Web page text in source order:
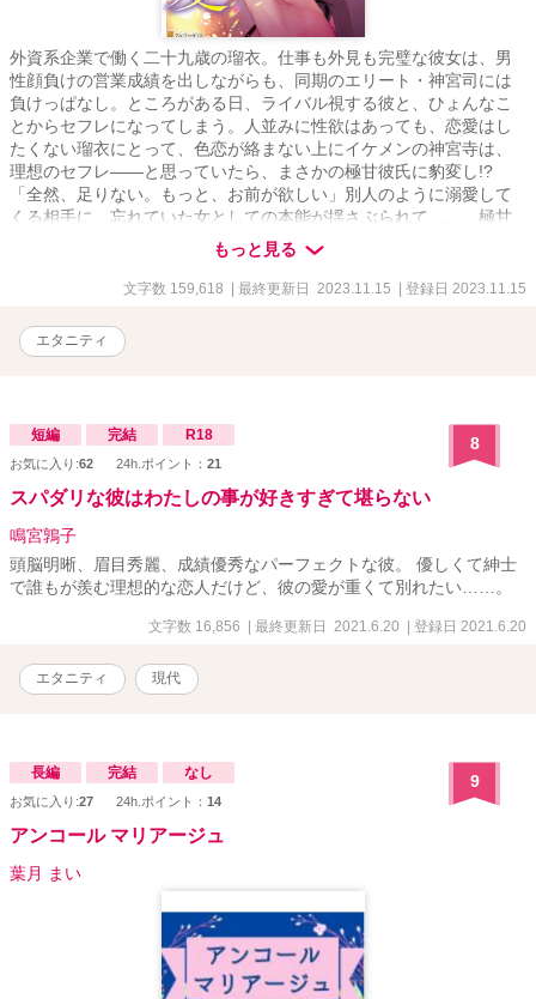
外資系企業で働く二十九歳の瑠衣。仕事も外見も完璧な彼女は、男
性顔負けの営業成績を出しながらも、同期のエリート・神宮司には
負けっぱなし。ところがある日、ライバル視する彼と、ひょんなこ
とからセフレになってしまう。人並みに性欲はあっても、恋愛はし
たくない瑠衣にとって、色恋が絡まない上にイケメンの神宮寺は、
理想のセフレ――と思っていたら、まさかの極甘彼氏に豹変し!?
「全然、足りない。もっと、お前が欲しい」別人のように溺愛して
くる相手に、忘れていた女としての本能が揺さぶられて……。極甘
完璧エリート×恋を諦めたバリキャリＯＬの甘すぎる焦れ恋！
もっと見る
文字数 159,618 | 最終更新日 2023.11.15 | 登録日 2023.11.15
エタニティ
短編 完結 R18
お気に入り:62 24h.ポイント： 21
8
スパダリな彼はわたしの事が好きすぎて堪らない
鳴宮鶉子
頭脳明晰、眉目秀麗、成績優秀なパーフェクトな彼。 優しくて紳士
で誰もが羨む理想的な恋人だけど、彼の愛が重くて別れたい……。
文字数 16,856 | 最終更新日 2021.6.20 | 登録日 2021.6.20
エタニティ 現代
長編 完結 なし
お気に入り:27 24h.ポイント： 14
9
アンコール マリアージュ
葉月 まい